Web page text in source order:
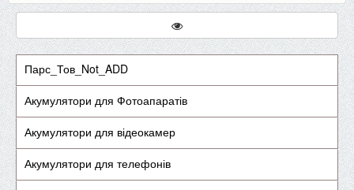
Парс_Тов_Not_ADD
Акумулятори для Фотоапаратів
Акумулятори для відеокамер
Акумулятори для телефонів